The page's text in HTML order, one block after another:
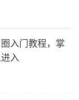
入门教程，掌
入